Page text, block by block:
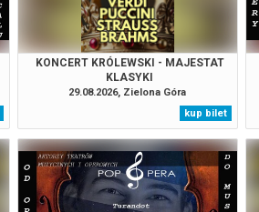
KONCERT KRÓLEWSKI - MAJESTAT
KLASYKI
29.08.2026, Zielona Góra
kup bilet